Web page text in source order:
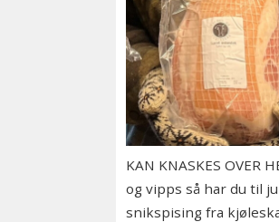
KAN KNASKES OVER
og vipps så har du til
snikspising fra